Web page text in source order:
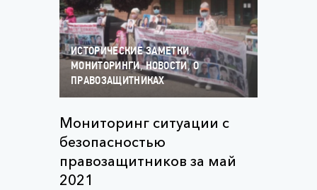
ИСТОРИЧЕСКИЕ ЗАМЕТКИ,
МОНИТОРИНГИ,НОВОСТИ,О
ПРАВОЗАЩИТНИКАХ
Мониторинг ситуации с
безопасностью
правозащитников за май
2021